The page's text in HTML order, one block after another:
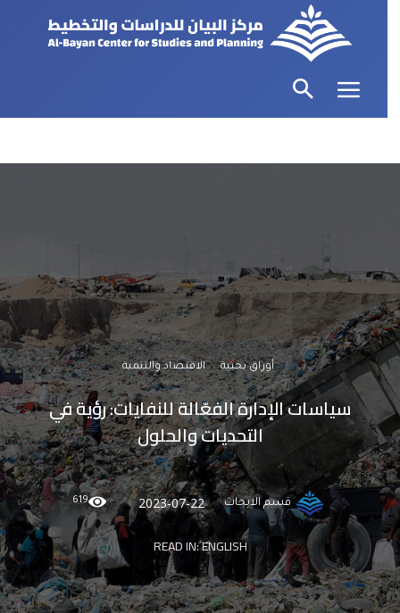
أوراق بحثية الاقتصاد والتنمية
سياسات الإدارة الفعّالة للنفايات: رؤية في
التحديات والحلول
قسم الابحاث 2023-07-22
619
READ IN:ENGLISH